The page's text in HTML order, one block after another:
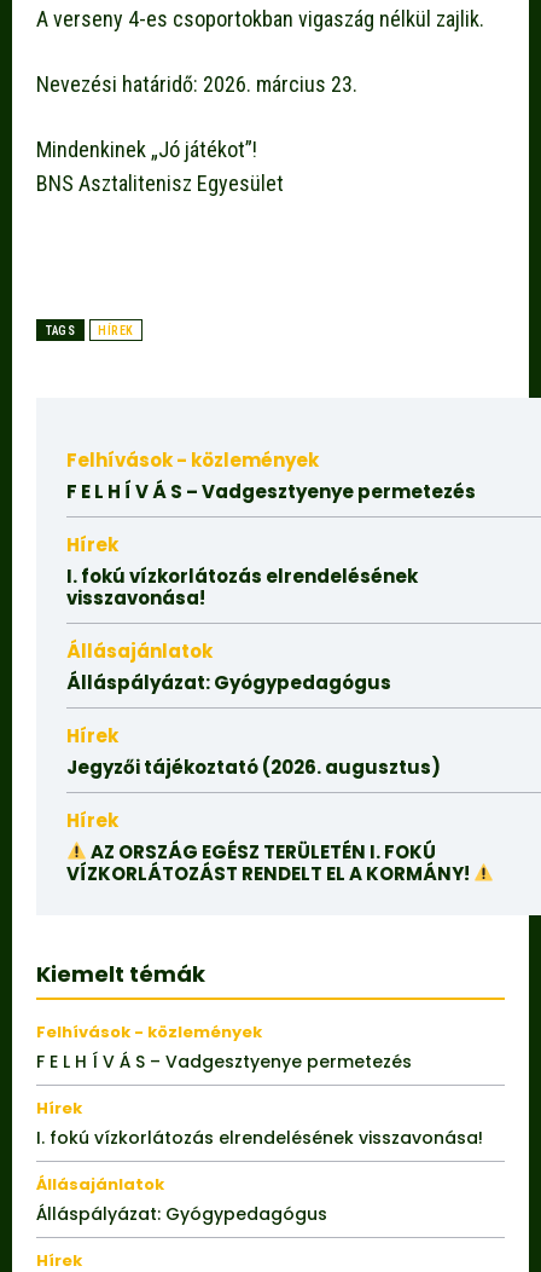
A verseny 4-es csoportokban vigaszág nélkül zajlik.
Nevezési határidő: 2026. március 23.
Mindenkinek „Jó játékot”!
BNS Asztalitenisz Egyesület
TAGS HÍREK
Felhívások - közlemények
F E L H Í V Á S – Vadgesztyenye permetezés
Hírek
I. fokú vízkorlátozás elrendelésének
visszavonása!
Állásajánlatok
Álláspályázat: Gyógypedagógus
Hírek
Jegyzői tájékoztató (2026. augusztus)
Hírek
AZ ORSZÁG EGÉSZ TERÜLETÉN I. FOKÚ
VÍZKORLÁTOZÁST RENDELT EL A KORMÁNY!
Kiemelt témák
Felhívások - közlemények
F E L H Í V Á S – Vadgesztyenye permetezés
Hírek
I. fokú vízkorlátozás elrendelésének visszavonása!
Állásajánlatok
Álláspályázat: Gyógypedagógus
Hírek